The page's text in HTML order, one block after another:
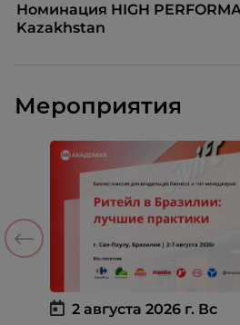
Номинация HIGH
Kazakhstan
Мероприятия
2 августа 2026 г. Вс